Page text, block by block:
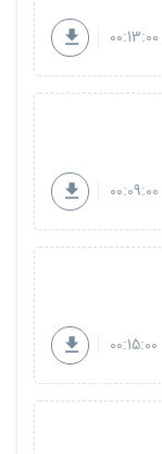
00:13:00
00:09:00
00:15:00